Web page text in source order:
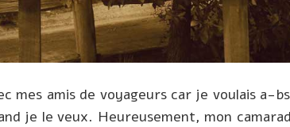
mes amis de voyageurs car je voulais
je le veux. Heureusement, mon